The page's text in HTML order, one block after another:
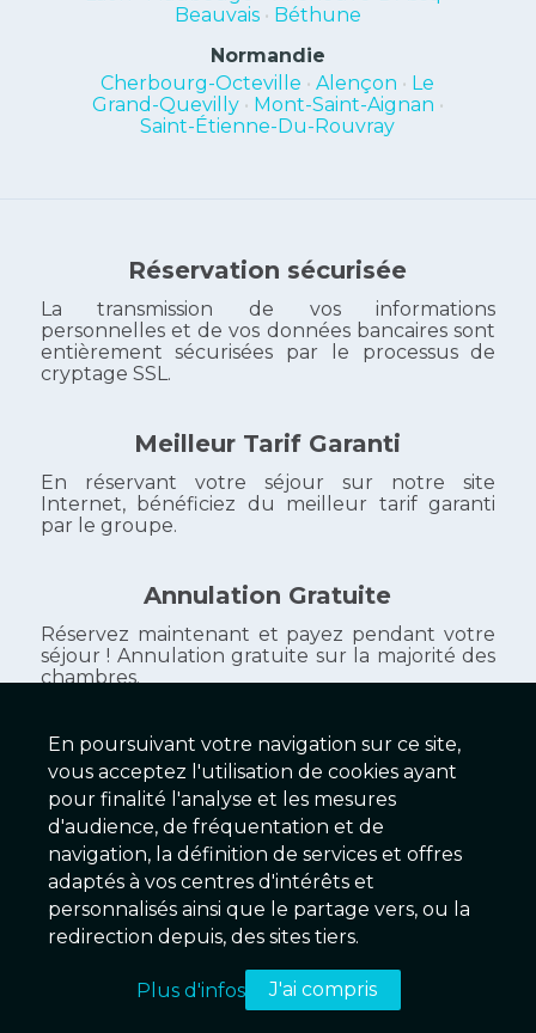
Beauvais• Béthune
Normandie
Cherbourg-Octeville •Alençon • Le
Grand-Quevilly• Mont-Saint-Aignan •
Saint-Étienne-Du-Rouvray
Galaxy Hôtels
279 Établissements
Réservation sécurisée
La transmission de vos informations
personnelles et de vos données bancaires sont
entièrement sécurisées par le processus de
cryptage SSL.
Meilleur Tarif Garanti
En réservant votre séjour sur notre site
Internet, bénéficiez du meilleur tarif garanti
par le groupe.
Annulation Gratuite
Réservez maintenant et payez pendant votre
séjour ! Annulation gratuite sur la majorité des
chambres.
2025 © Galaxy Hôtels Version 2.01 - Serveur EX
En poursuivant votre navigation sur ce site,
vous acceptez l'utilisation de cookies ayant
pour finalité l'analyse et les mesures
d'audience, de fréquentation et de
navigation, la définition de services et offres
adaptés à vos centres d'intérêts et
personnalisés ainsi que le partage vers, ou la
redirection depuis, des sites tiers.
Plus d'infos J'ai compris